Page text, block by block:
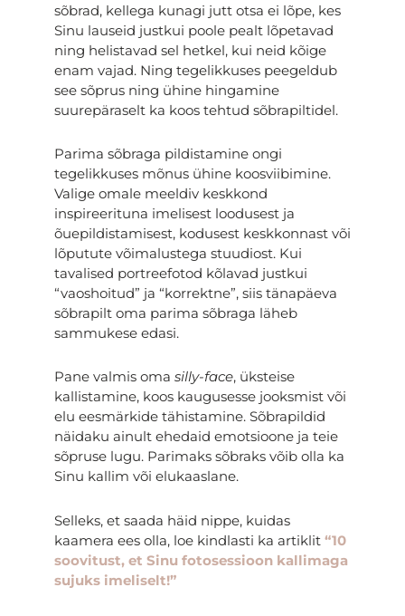
sõbrad, kellega kunagi jutt otsa ei lõpe, kes
Sinu lauseid justkui poole pealt lõpetavad
ning helistavad sel hetkel, kui neid kõige
enam vajad. Ning tegelikkuses peegeldub
see sõprus ning ühine hingamine
suurepäraselt ka koos tehtud sõbrapiltidel.
Parima sõbraga pildistamine ongi
tegelikkuses mõnus ühine koosviibimine.
Valige omale meeldiv keskkond
inspireerituna imelisest loodusest ja
õuepildistamisest, kodusest keskkonnast või
lõputute võimalustega stuudiost. Kui
tavalised portreefotod kõlavad justkui
“vaoshoitud” ja “korrektne”, siis tänapäeva
sõbrapilt oma parima sõbraga läheb
sammukese edasi.
Pane valmis oma silly-face, üksteise
kallistamine, koos kaugusesse jooksmist või
elu eesmärkide tähistamine. Sõbrapildid
näidaku ainult ehedaid emotsioone ja teie
sõpruse lugu. Parimaks sõbraks võib olla ka
Sinu kallim või elukaaslane.
Selleks, et saada häid nippe, kuidas
kaamera ees olla, loe kindlasti ka artiklit “10
soovitust, et Sinu fotosessioon kallimaga
sujuks imeliselt!”